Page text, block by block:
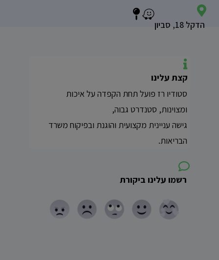
הדקל 18, סביון
קצת עלינו
סטודיו רז פועל תחת הקפדה על איכות
ומצוינות, סטנדרט גבוה,
גישה עניינית מקצועית והוגנת ובפיקוח משרד
הבריאות.
רשמו עלינו ביקורת